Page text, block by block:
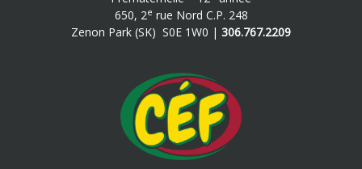
650, 2e rue Nord C.P. 248
Zenon Park (SK) S0E 1W0 | 306.767.2209